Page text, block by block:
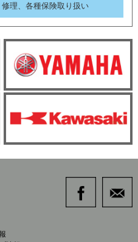
理、各種保険取り扱い